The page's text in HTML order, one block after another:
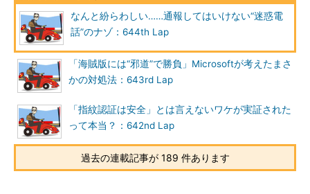
なんと紛らわしい……通報してはいけない“迷惑電
話”のナゾ：644th Lap
「海賊版には“邪道”で勝負」Microsoftが考えたまさ
かの対処法：643rd Lap
「指紋認証は安全」とは言えないワケが実証された
って本当？：642nd Lap
過去の連載記事が 189 件あります